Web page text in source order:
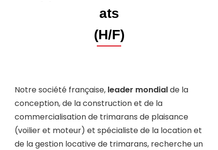
ats
(H/F)
Notre société française, leader mondialde la
conception, de la construction et de la
commercialisation de trimarans de plaisance
(voilier et moteur) et spécialiste de la location et
de la gestion locative de trimarans, recherche un